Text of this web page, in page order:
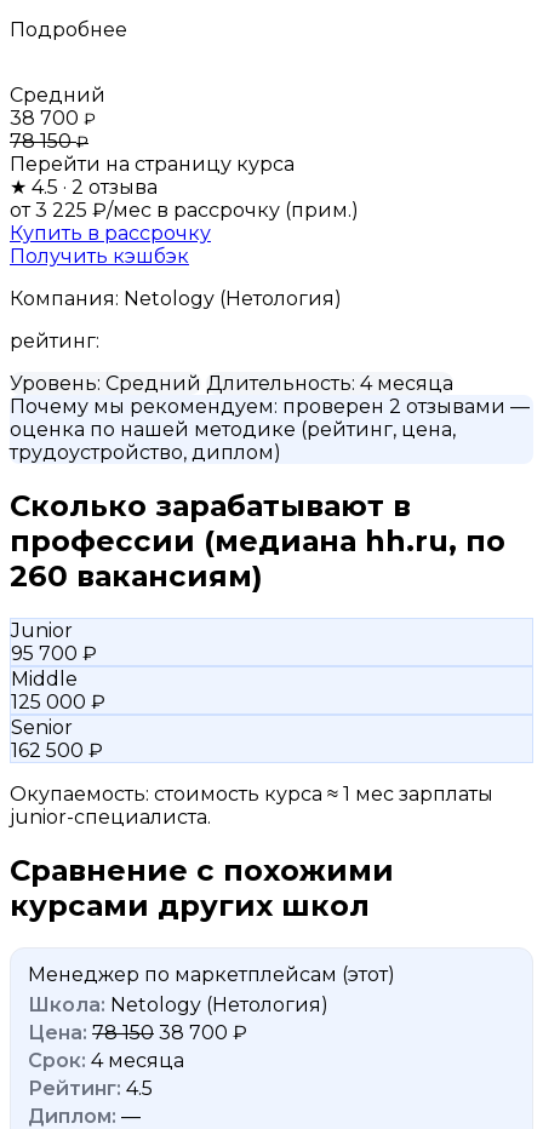
Подробнее
Средний
38 700 ₽
78 150₽
Перейти на страницу курса
★ 4.5 · 2 отзыва
от 3 225 ₽/мес в рассрочку (прим.)
Купить в рассрочку
Получить кэшбэк
Компания: Netology (Нетология)
рейтинг:
Уровень: Средний Длительность: 4 месяца
Почему мы рекомендуем: проверен 2 отзывами —
оценка по нашей методике (рейтинг, цена,
трудоустройство, диплом)
Сколько зарабатывают в
профессии (медиана hh.ru, по
260 вакансиям)
Junior
95 700 ₽
Middle
125 000 ₽
Senior
162 500 ₽
Окупаемость: стоимость курса ≈ 1 мес зарплаты
junior-специалиста.
Сравнение с похожими
курсами других школ
Менеджер по маркетплейсам (этот)
Netology (Нетология)
78 150 38 700 ₽
4 месяца
4.5
—